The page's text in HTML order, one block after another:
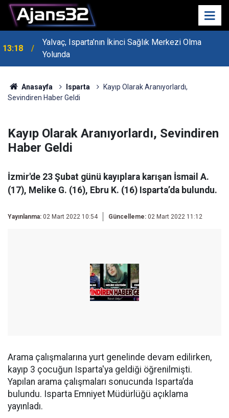
13:18
Yalvaç, Isparta’nın İkinci Sağlık Merkezi Olma
Yolunda
13:14
MHP Genel Başkan Yardımcısı Bayraktar Isparta’da
Konuştu
Anasayfa Isparta
Kayıp Olarak Aranıyorlardı,
Sevindiren Haber Geldi
Kayıp Olarak Aranıyorlardı, Sevindiren
Haber Geldi
İzmir'de 23 Şubat günü kayıplara karışan İsmail A.
(17), Melike G. (16), Ebru K. (16) Isparta’da bulundu.
Yayınlanma: 02 Mart 2022 10:54 Güncelleme: 02 Mart 2022 11:12
Arama çalışmalarına yurt genelinde devam edilirken,
kayıp 3 çocuğun Isparta'ya geldiği öğrenilmişti.
Yapılan arama çalışmaları sonucunda Isparta’da
bulundu. Isparta Emniyet Müdürlüğü açıklama
yayınladı.